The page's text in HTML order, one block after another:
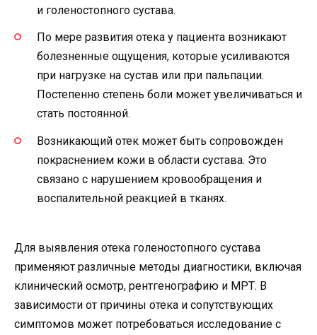
и голеностопного сустава.
По мере развития отека у пациента возникают
болезненные ощущения, которые усиливаются
при нагрузке на сустав или при пальпации.
Постепенно степень боли может увеличиваться и
стать постоянной.
Возникающий отек может быть сопровожден
покраснением кожи в области сустава. Это
связано с нарушением кровообращения и
воспалительной реакцией в тканях.
Для выявления отека голеностопного сустава
применяют различные методы диагностики, включая
клинический осмотр, рентгенографию и МРТ. В
зависимости от причины отека и сопутствующих
симптомов может потребоваться исследование с